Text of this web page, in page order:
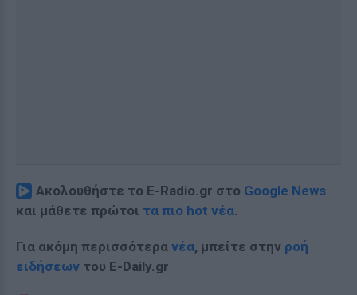
Ακολουθήστε το E-Radio.gr στο Google News
και μάθετε πρώτοι τα πιο hot νέα.
Για ακόμη περισσότερα νέα, μπείτε στην ροή
ειδήσεων του E-Daily.gr